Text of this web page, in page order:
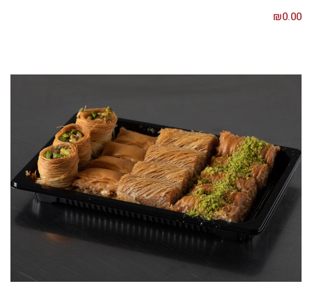
₪0.00